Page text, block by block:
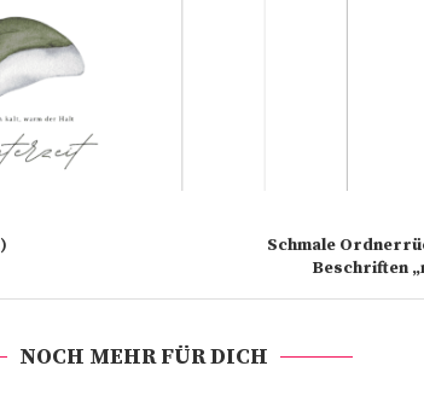
Schmale
Beschriften
NOCH MEHR FÜR DICH